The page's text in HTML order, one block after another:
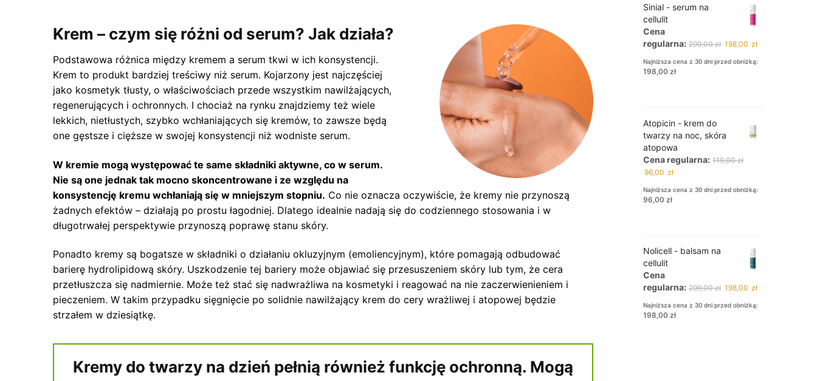
Krem – czym się różni od serum? Jak działa?
Podstawowa różnica między kremem a serum tkwi w ich konsystencji.
Krem to produkt bardziej treściwy niż serum. Kojarzony jest najczęściej
jako kosmetyk tłusty, o właściwościach przede wszystkim nawilżających,
regenerujących i ochronnych. I chociaż na rynku znajdziemy też wiele
lekkich, nietłustych, szybko wchłaniających się kremów, to zawsze będą
one gęstsze i cięższe w swojej konsystencji niż wodniste serum.
W kremie mogą występować te same składniki aktywne, co w serum.
Nie są one jednak tak mocno skoncentrowane i ze względu na
konsystencję kremu wchłaniają się w mniejszym stopniu. Co nie oznacza oczywiście, że kremy nie przynoszą
żadnych efektów – działają po prostu łagodniej. Dlatego idealnie nadają się do codziennego stosowania i w
długotrwałej perspektywie przynoszą poprawę stanu skóry.
Ponadto kremy są bogatsze w składniki o działaniu okluzyjnym (emoliencyjnym), które pomagają odbudować
barierę hydrolipidową skóry. Uszkodzenie tej bariery może objawiać się przesuszeniem skóry lub tym, że cera
przetłuszcza się nadmiernie. Może też stać się nadwrażliwa na kosmetyki i reagować na nie zaczerwienieniem i
pieczeniem. W takim przypadku sięgnięcie po solidnie nawilżający krem do cery wrażliwej i atopowej będzie
strzałem w dziesiątkę.
Kremy do twarzy na dzień pełnią również funkcję ochronną. Mogą
Sinial - serum na
cellulit
Cena
regularna: 299,00zł Pierwotna
wynosiła:
198,00 złAktualna
wynosi:
Najniższa cena z 30 dni przed obniżką:
198,00zł
Atopicin - krem do
twarzy na noc, skóra
atopowa
Cena regularna: 119,00zł
Pierwotna
wynosiła:
96,00 złAktualna
wynosi:
Najniższa cena z 30 dni przed obniżką:
96,00 zł
Nolicell - balsam na
cellulit
Cena
regularna: 299,00zł Pierwotna
wynosiła:
198,00 złAktualna
wynosi:
Najniższa cena z 30 dni przed obniżką:
198,00zł